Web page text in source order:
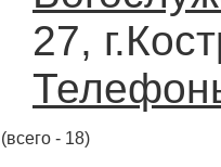
27,
(всего - 18)